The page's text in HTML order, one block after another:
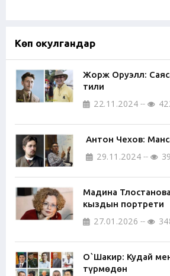
Көп окулгандар
Жорж Оруэлл:
тили
22.11.2024
Антон Чехов:
29.11.2024
Мадина
кыздын портрети
27.01.2026
О`Шакир: Кудай
түрмөдөн